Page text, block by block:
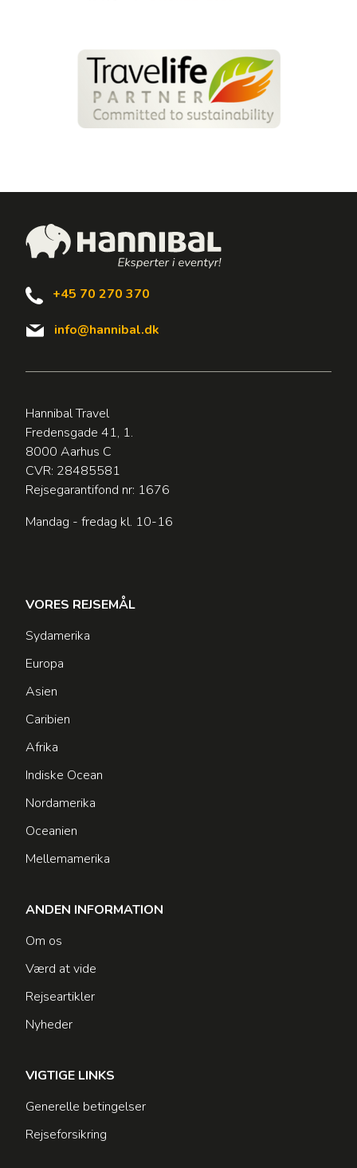
+45 70 270 370
info@hannibal.dk
Hannibal Travel
Fredensgade 41, 1.
8000 Aarhus C
CVR: 28485581
Rejsegarantifond nr: 1676
Mandag - fredag kl. 10-16
VORES REJSEMÅL
Sydamerika
Europa
Asien
Caribien
Afrika
Indiske Ocean
Nordamerika
Oceanien
Mellemamerika
ANDEN INFORMATION
Om os
Værd at vide
Rejseartikler
Nyheder
VIGTIGE LINKS
Generelle betingelser
Rejseforsikring